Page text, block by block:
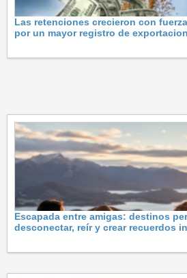
Las retenciones crecieron con
por un mayor registro de
Escapada entre amigas: destinos
desconectar, reír y crear recuerdos